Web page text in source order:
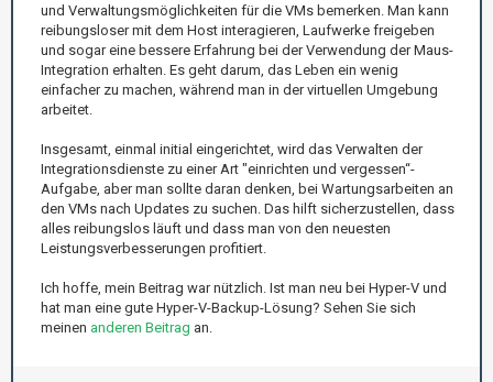
und Verwaltungsmöglichkeiten für die VMs bemerken. Man kann
reibungsloser mit dem Host interagieren, Laufwerke freigeben
und sogar eine bessere Erfahrung bei der Verwendung der Maus-
Integration erhalten. Es geht darum, das Leben ein wenig
einfacher zu machen, während man in der virtuellen Umgebung
arbeitet.
Insgesamt, einmal initial eingerichtet, wird das Verwalten der
Integrationsdienste zu einer Art "einrichten und vergessen“-
Aufgabe, aber man sollte daran denken, bei Wartungsarbeiten an
den VMs nach Updates zu suchen. Das hilft sicherzustellen, dass
alles reibungslos läuft und dass man von den neuesten
Leistungsverbesserungen profitiert.
Ich hoffe, mein Beitrag war nützlich. Ist man neu bei Hyper-V und
hat man eine gute Hyper-V-Backup-Lösung? Sehen Sie sich
meinen anderen Beitrag an.